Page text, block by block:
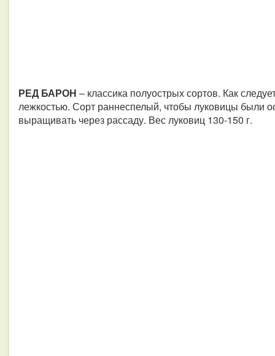
РЕД БАРОН – классика полуострых сортов. Как
лежкостью. Сорт раннеспелый, чтобы луковицы были
выращивать через рассаду. Вес луковиц 130-150 г.